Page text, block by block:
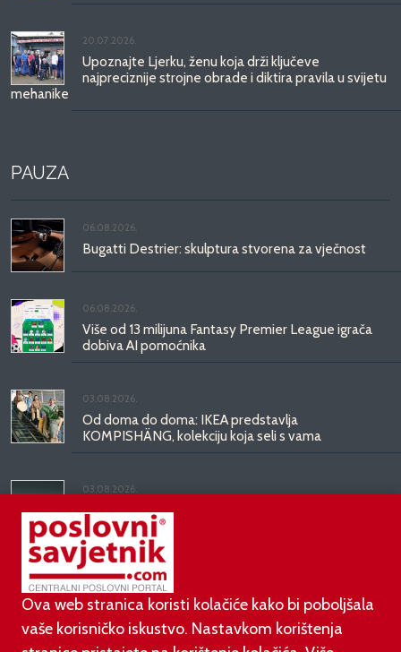
20.07.2026.
Upoznajte Ljerku, ženu koja drži ključeve
najpreciznije strojne obrade i diktira pravila u svijetu
mehanike
PAUZA
06.08.2026.
Bugatti Destrier: skulptura stvorena za vječnost
06.08.2026.
Više od 13 milijuna Fantasy Premier League igrača
dobiva AI pomoćnika
03.08.2026.
Od doma do doma: IKEA predstavlja
KOMPISHÄNG, kolekciju koja seli s vama
03.08.2026.
Kineski BYD predstavio luksuznu limuzinu veću od
Mercedesove S-klase, obećava domet do 1.000
kilometara
Ova web stranica koristi kolačiće kako bi poboljšala
vaše korisničko iskustvo. Nastavkom korištenja